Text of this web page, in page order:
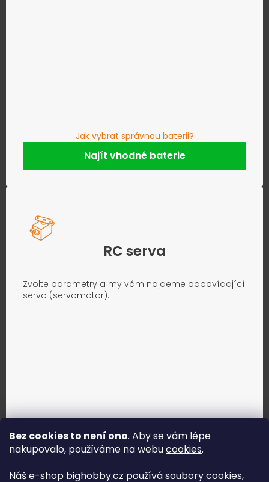
Bez cookies to není ono. Aby se vám lépe
nakupovalo, používáme na webucookies.
Náš e-shop bighobby.cz používá soubory cookies,
Jak vybrat správnou baterii?
Najít vhodné baterie
RC serva
Zvolte parametry a my vám najdeme odpovídající
servo (servomotor).
Jak vybrat správné servo?